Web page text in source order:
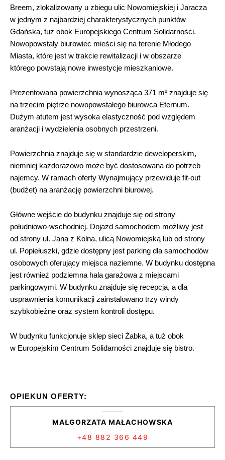
Breem, zlokalizowany u zbiegu ulic Nowomiejskiej i Jaracza
w jednym z najbardziej charakterystycznych punktów
Gdańska, tuż obok Europejskiego Centrum Solidarności.
Nowopowstały biurowiec mieści się na terenie Młodego
Miasta, które jest w trakcie rewitalizacji i w obszarze
którego powstają nowe inwestycje mieszkaniowe.
Prezentowana powierzchnia wynosząca 371 m² znajduje się
na trzecim piętrze nowopowstałego biurowca Eternum.
Dużym atutem jest wysoka elastyczność pod względem
aranżacji i wydzielenia osobnych przestrzeni.
Powierzchnia znajduje się w standardzie deweloperskim,
niemniej każdorazowo może być dostosowana do potrzeb
najemcy. W ramach oferty Wynajmujący przewiduje fit-out
(budżet) na aranżację powierzchni biurowej.
Główne wejście do budynku znajduje się od strony
południowo-wschodniej. Dojazd samochodem możliwy jest
od strony ul. Jana z Kolna, ulicą Nowomiejską lub od strony
ul. Popiełuszki, gdzie dostępny jest parking dla samochodów
osobowych oferujący miejsca naziemne. W budynku dostępna
jest również podziemna hala garażowa z miejscami
parkingowymi. W budynku znajduje się recepcja, a dla
usprawnienia komunikacji zainstalowano trzy windy
szybkobieżne oraz system kontroli dostępu.
W budynku funkcjonuje sklep sieci Żabka, a tuż obok
w Europejskim Centrum Solidarności znajduje się bistro.
OPIEKUN OFERTY:
MAŁGORZATA MAŁACHOWSKA
+48 882 366 449